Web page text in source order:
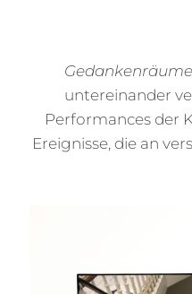
Gedankenräume
untereinander
Performances der
Ereignisse, die an